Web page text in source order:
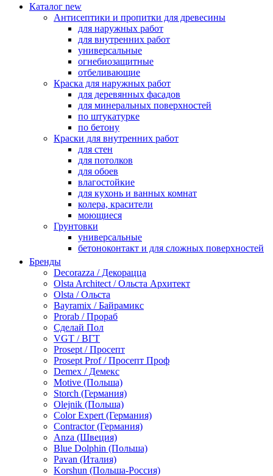
Каталог new
Антисептики и пропитки для древесины
для наружных работ
для внутренних работ
универсальные
огнебиозащитные
отбеливающие
Краска для наружных работ
для деревянных фасадов
для минеральных поверхностей
по штукатурке
по бетону
Краски для внутренних работ
для стен
для потолков
для обоев
влагостойкие
для кухонь и ванных комнат
колера, красители
моющиеся
Грунтовки
универсальные
бетоноконтакт и для сложных поверхностей
по металлу
антикорозийные
под декоративные штукатурки
для гипсокартона
под штукатурку
Герметик
акриловые
силиконовые универсальные, нейтральные
силиконовые санитарные (антигрибковые)
шовные для срубов
для кровли
для каминов
полиуретановые
Декоративные штукатурки и краски
краски для декора, патина
мокрый шелк
венецианские (эффект мрамора)
песок (эффект песчаных вихрей)
декоративная шпаклевка
Бренды
Decorazza / Декорацца
Olsta Architect / Ольста Архитект
Olsta / Ольста
Bayramix / Байрамикс
Prorab / Прораб
Сделай Пол
VGT / ВГТ
Prosept / Просепт
Prosept Prof / Просепт Проф
Demex / Демекс
Motive (Польша)
Storch (Германия)
Olejnik (Польша)
Color Expert (Германия)
Contractor (Германия)
Anza (Швеция)
Blue Dolphin (Польша)
Pavan (Италия)
Korshun (Польша-Россия)